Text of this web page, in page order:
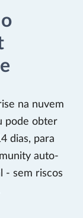
na nuvem
pode obter
dias, para
auto-
- sem riscos